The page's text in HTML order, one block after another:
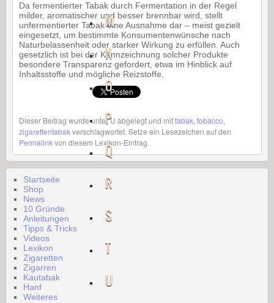
M
N
O
P
Q
R
S
T
U
Da fermentierter Tabak durch Fermentation in der Regel
milder, aromatischer und besser brennbar wird, stellt
unfermentierter Tabak eine Ausnahme dar – meist gezielt
eingesetzt, um bestimmte Konsumentenwünsche nach
Naturbelassenheit oder starker Wirkung zu erfüllen. Auch
gesetzlich ist bei der Kennzeichnung solcher Produkte
besondere Transparenz gefordert, etwa im Hinblick auf
Inhaltsstoffe und mögliche Reizstoffe.
Dieser Beitrag wurde unterU abgelegt und mittabak, tobacco,
zigarettentabakverschlagwortet. Setze ein Lesezeichen auf den
Permalinkvon diesem Lexikon-Eintrag.
Startseite
Shop
News
10 Gründe
Anleitungen
Tipps & Tricks
Videos
Lexikon
Zigaretten
Zigarren
Kautabak
Hanf
Weiteres